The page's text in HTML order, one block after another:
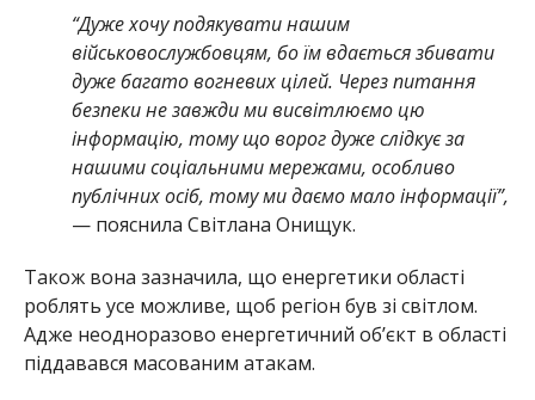
“Дуже хочу подякувати нашим
військовослужбовцям, бо їм вдається збивати
дуже багато вогневих цілей. Через питання
безпеки не завжди ми висвітлюємо цю
інформацію, тому що ворог дуже слідкує за
нашими соціальними мережами, особливо
публічних осіб, тому ми даємо мало інформації”,
— пояснила Світлана Онищук.
Також вона зазначила, що енергетики області
роблять усе можливе, щоб регіон був зі світлом.
Адже неодноразово енергетичний об’єкт в області
піддавався масованим атакам.